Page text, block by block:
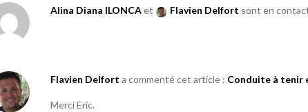
Alina Diana ILONCAet Flavien Delfort sont en
Flavien Delfort a commenté cet article : Conduite à tenir
Merci Eric.